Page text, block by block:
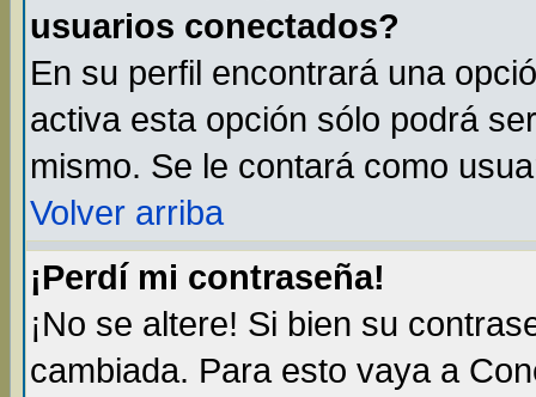
usuarios conectados?
En su perfil encontrará una
activa esta opción sólo podrá
mismo. Se le contará como
Volver arriba
¡Perdí mi contraseña!
¡No se altere! Si bien su
cambiada. Para esto vaya a